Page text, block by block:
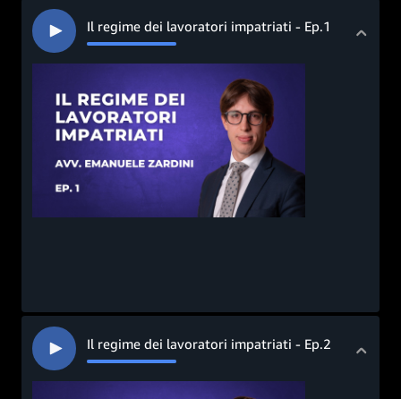
Il regime dei lavoratori impatriati - Ep.1
Il regime dei lavoratori impatriati - Ep.2